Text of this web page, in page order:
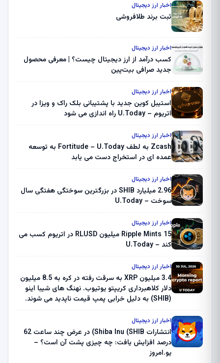
اخبار ارز دیجیتال
ثبت برند طلافروشی
اخبار ارز دیجیتال
کسب درآمد از ارز دیجیتال چیست؟ | معرفی محصول
جدید صرافی بیت‌پین
اخبار ارز دیجیتال
استیبل کوین جدید با پشتیبانی بلک راک و ویزا در
اتریوم – U.Today راه اندازی می شود
اخبار ارز دیجیتال
Zcash به لطف Fortitude – U.Today به توسعه
عمده ای در استخراج دست می یابد
اخبار ارز دیجیتال
2.96 میلیارد SHIB در بزرگترین سوختگی هفتگی سال
سوخت – U.Today
اخبار ارز دیجیتال
Ripple Mints 15 میلیون RLUSD در اتریوم کسب می
کند – U.Today
اخبار ارز دیجیتال
3.4 میلیون XRP به سرقت رفته در کره به 8.5 میلیون
دلار کلاهبرداری کریپتو یوتیوب. نهنگ های شیبا اینو
(SHIB) به دلیل خرابی پمپ قیمت ناپدید می شوند.
ثبت کرد – گزارش کریپتو صبح – U.Today
اخبار ارز دیجیتال
انتشارات Shiba Inu (SHIB) در عرض چند ساعت 62
درصد افزایش یافت: چه چیزی پشت آن است؟ –
یو.امروز